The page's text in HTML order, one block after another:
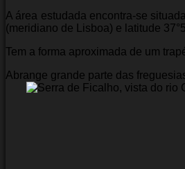
A área estudada encontra-se
(meridiano de Lisboa) e latitude
Tem a forma aproximada de um
Abrange grande parte das